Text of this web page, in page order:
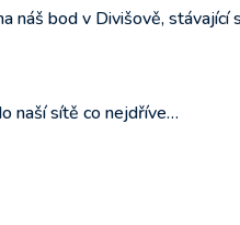
bod v Divišově, stávající
naší sítě co nejdříve…